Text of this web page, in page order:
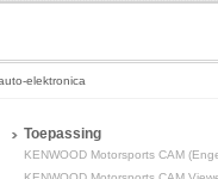
elektronica
Toepassing
KENWOOD Motorsports CAM